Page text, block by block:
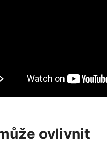
ovlivnit